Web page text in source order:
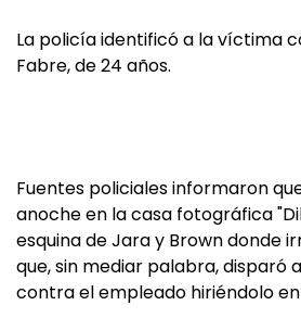
La policía identificó a la víctima
Fabre, de 24 años.
Fuentes policiales informaron
anoche en la casa fotográfica
esquina de Jara y Brown donde
que, sin mediar palabra, disparó
contra el empleado hiriéndolo